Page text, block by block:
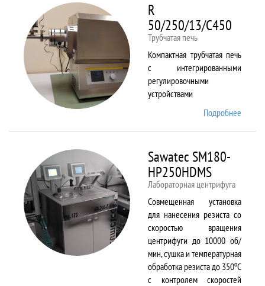
R
50/250/13/C450
Трубчатая печь
Компактная трубчатая печь
с интегрированными
регулировочными
устройствами
Подробнее
Sawatec SM180-
HP250HDMS
Лабораторная центрифуга
Совмещенная установка
для нанесения резиста со
скоростью вращения
центрифуги до 10000 об/
мин, сушка и температурная
обработка резиста до 350оС
с контролем скоростей